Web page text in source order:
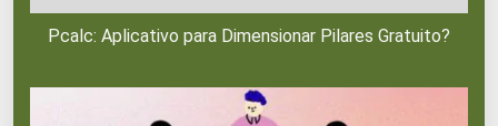
Pcalc: Aplicativo para Dimensionar Pilares Gratuito?